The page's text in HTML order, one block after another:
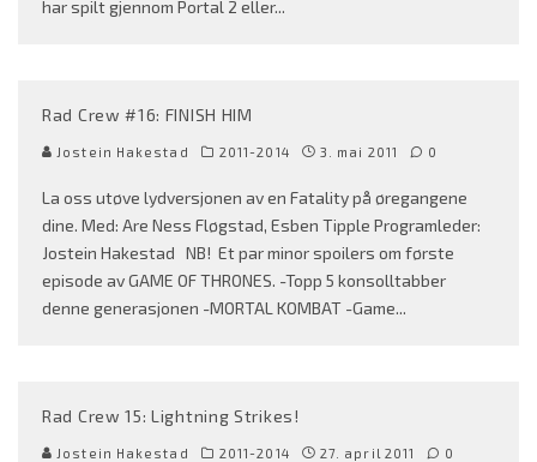
har spilt gjennom Portal 2 eller...
Rad Crew #16: FINISH HIM
Jostein Hakestad 2011-2014 3. mai 2011 0
La oss utøve lydversjonen av en Fatality på øregangene
dine. Med: Are Ness Fløgstad, Esben Tipple Programleder:
Jostein Hakestad NB! Et par minor spoilers om første
episode av GAME OF THRONES. -Topp 5 konsolltabber
denne generasjonen -MORTAL KOMBAT -Game...
Rad Crew 15: Lightning Strikes!
Jostein Hakestad 2011-2014 27. april 2011 0